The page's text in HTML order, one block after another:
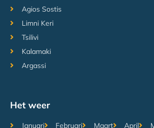
Agios Sostis
Limni Keri
Tsilivi
Kalamaki
Argassi
Het weer
Januari Februari Maart April